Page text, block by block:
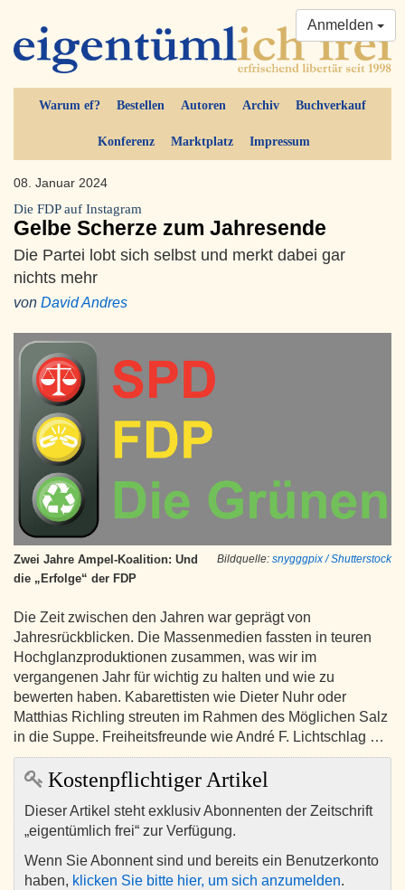
Warum ef? Bestellen Autoren Archiv Buchverkauf
Konferenz Marktplatz Impressum
Anmelden
08. Januar 2024
Die FDP auf Instagram
Gelbe Scherze zum Jahresende
Die Partei lobt sich selbst und merkt dabei gar
nichts mehr
von David Andres
Bildquelle: snygggpix / Shutterstock
Zwei Jahre Ampel-Koalition: Und
die „Erfolge“ der FDP
Die Zeit zwischen den Jahren war geprägt von
Jahresrückblicken. Die Massenmedien fassten in teuren
Hochglanzproduktionen zusammen, was wir im
vergangenen Jahr für wichtig zu halten und wie zu
bewerten haben. Kabarettisten wie Dieter Nuhr oder
Matthias Richling streuten im Rahmen des Möglichen Salz
in die Suppe. Freiheitsfreunde wie André F. Lichtschlag …
Kostenpflichtiger Artikel
Dieser Artikel steht exklusiv Abonnenten der Zeitschrift
„eigentümlich frei“ zur Verfügung.
Wenn Sie Abonnent sind und bereits ein Benutzerkonto
haben, klicken Sie bitte hier, um sich anzumelden.